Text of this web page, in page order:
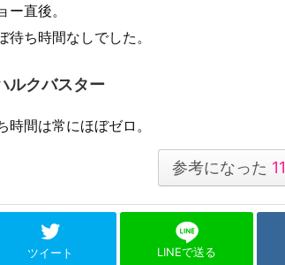
ー直後。
待ち時間なしでした。
ルクバスター
時間は常にほぼゼロ。
参考になった 11
ツイート LINEで送る